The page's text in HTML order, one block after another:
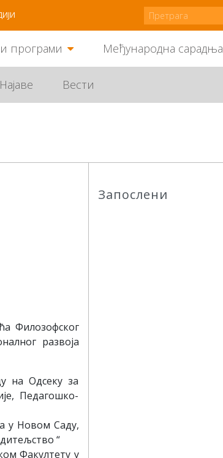
програми Међународна сарадња
Најаве Вести
Запослени
Филозофског
развоја
на Одсеку за
Педагошко-
у Новом Саду,
“
Факултету у